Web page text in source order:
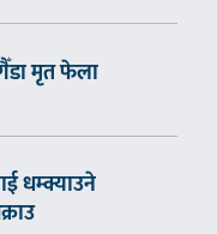
मृत फेला
धम्क्याउने